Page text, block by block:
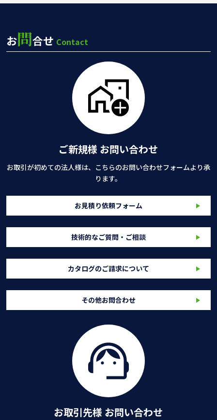
お問合せ Contact
ご新規様 お問い合わせ
お取引が初めての法人様は、こちらのお問い合わせフォームより承
ります。
お見積り依頼フォーム
技術的なご質問・ご相談
カタログのご請求について
その他お問合わせ
お取引先様 お問い合わせ